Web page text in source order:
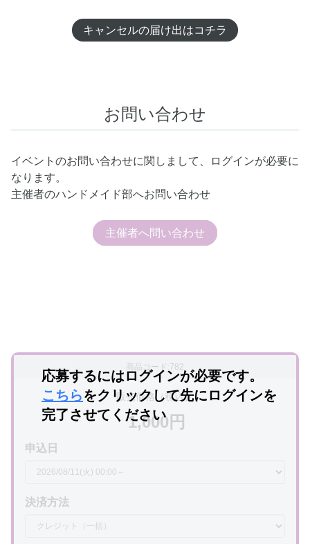
キャンセルの届け出はコチラ
お問い合わせ
イベントのお問い合わせに関しまして、ログインが必要に
なります。
主催者のハンドメイド部へお問い合わせ
主催者へ問い合わせ
商品コード:782
販売価格（税込）
1,000円
申込日
決済方法
応募するにはログインが必要です。
こちらをクリックして先にログインを
完了させてください